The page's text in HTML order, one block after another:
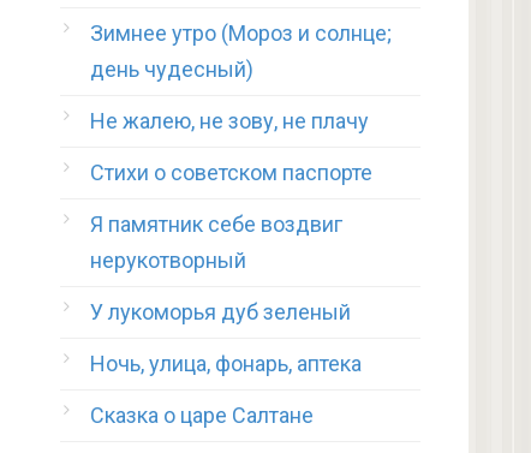
Зимнее утро (Мороз и солнце;
день чудесный)
Не жалею, не зову, не плачу
Стихи о советском паспорте
Я памятник себе воздвиг
нерукотворный
У лукоморья дуб зеленый
Ночь, улица, фонарь, аптека
Сказка о царе Салтане